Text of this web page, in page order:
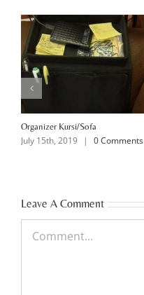
Organizer Kursi/Sofa
July 15th, 2019 | 0 Comments
Leave A Comment